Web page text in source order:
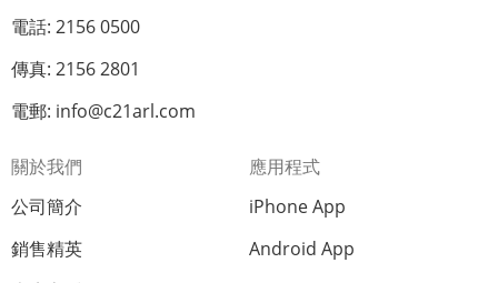
電話: 2156 0500
傳真: 2156 2801
電郵: info@c21arl.com
關於我們
公司簡介
銷售精英
應用程式
iPhone App
Android App